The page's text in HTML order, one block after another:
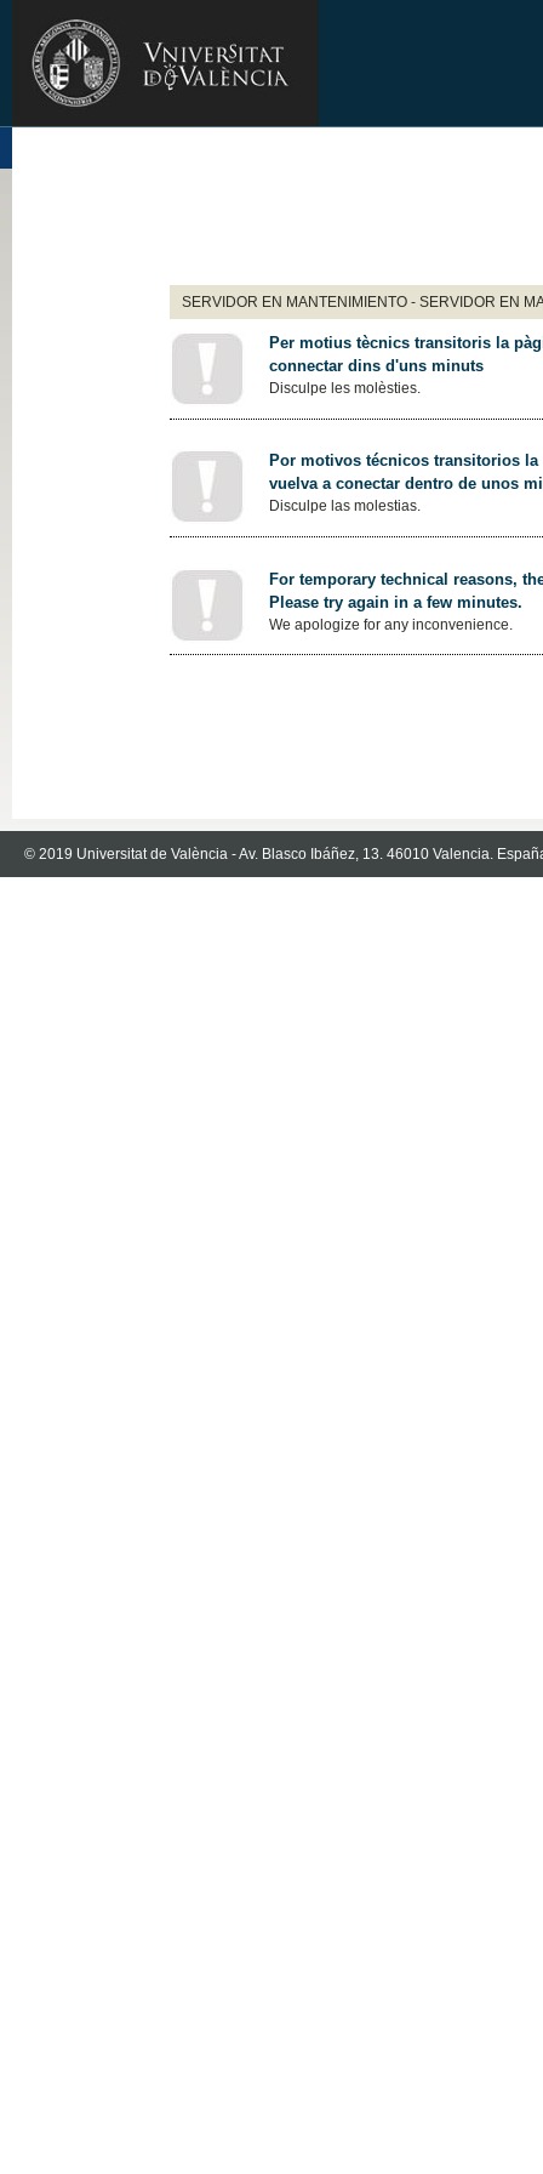
SERVIDOR EN MANTENIMIENTO - SERVIDOR EN
Per motius tècnics transitoris la
connectar dins d'uns minuts
Disculpe les molèsties.
Por motivos técnicos transitorios
vuelva a conectar dentro de unos
Disculpe las molestias.
For temporary technical reasons,
Please try again in a few minutes.
We apologize for any inconvenience.
© 2019 Universitat de València - Av. Blasco Ibáñez, 13. 46010 Valencia.